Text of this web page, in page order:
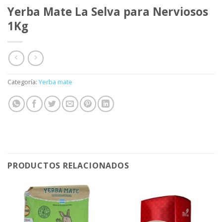
Yerba Mate La Selva para Nerviosos
1Kg
Categoría: Yerba mate
PRODUCTOS RELACIONADOS